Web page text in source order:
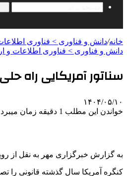
خانه/دانش و فناوری > فناوری
دانش و فناوری > فناوری اطلاعات و
سناتور آمریکایی راه
۱۴۰۴/۰۵/۱۰
خواندن این مطلب 1 دقیقه زمان میبرد
به گزارش خبرگزاری مهر به نقل از رویترز، این در حالی